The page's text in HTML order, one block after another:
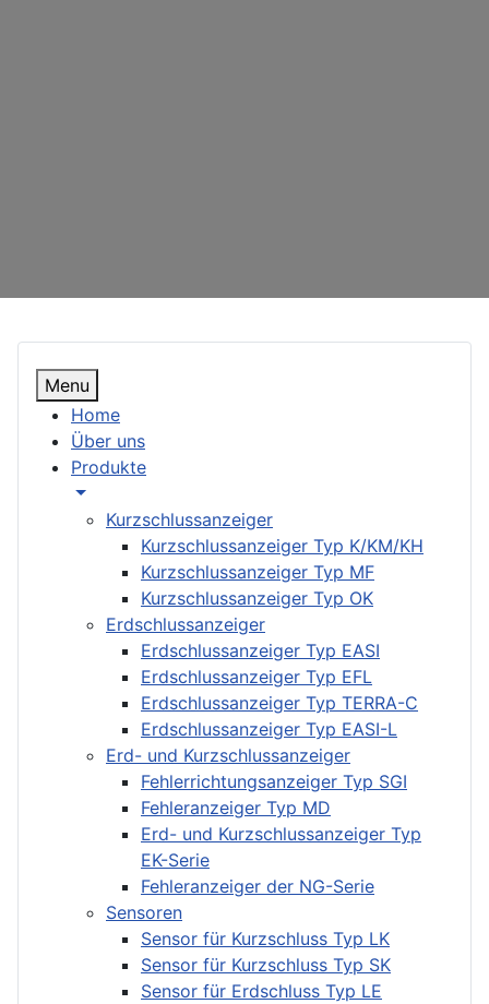
Menu
Home
Über uns
Produkte
Kurzschlussanzeiger
Kurzschlussanzeiger Typ K/KM/KH
Kurzschlussanzeiger Typ MF
Kurzschlussanzeiger Typ OK
Erdschlussanzeiger
Erdschlussanzeiger Typ EASI
Erdschlussanzeiger Typ EFL
Erdschlussanzeiger Typ TERRA-C
Erdschlussanzeiger Typ EASI-L
Erd- und Kurzschlussanzeiger
Fehlerrichtungsanzeiger Typ SGI
Fehleranzeiger Typ MD
Erd- und Kurzschlussanzeiger Typ
EK-Serie
Fehleranzeiger der NG-Serie
Sensoren
Sensor für Kurzschluss Typ LK
Sensor für Kurzschluss Typ SK
Sensor für Erdschluss Typ LE